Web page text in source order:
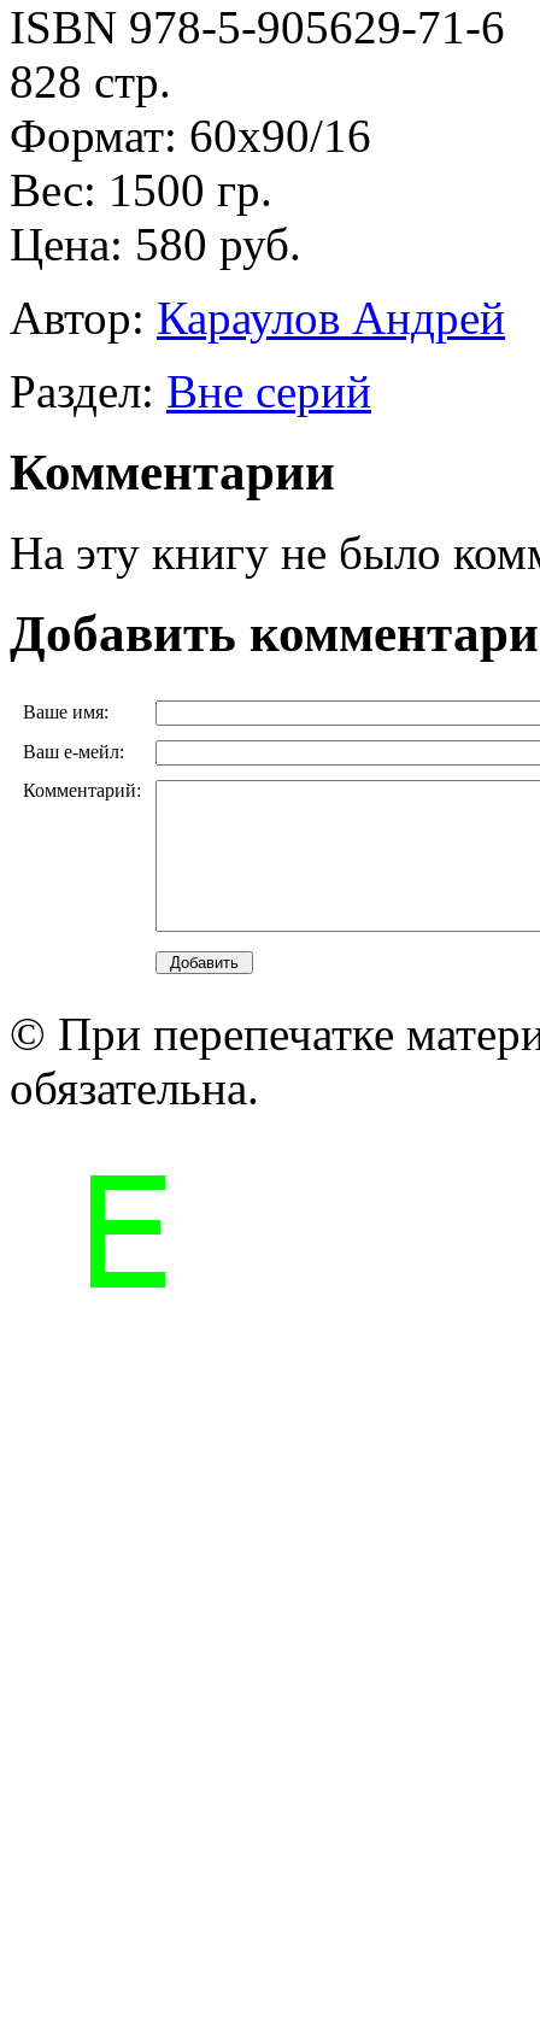
ISBN 978-5-905629-71-6
828 стр.
Формат: 60х90/16
Вес: 1500 гр.
Цена: 580 руб.
Автор: Караулов Андрей
Раздел: Вне серий
Комментарии
На эту книгу не было
Добавить
Ваше имя:
Ваш е-мейл:
Комментарий:
© При перепечатке
обязательна.